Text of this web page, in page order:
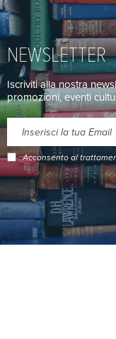
NEWSLETTER
Iscriviti alla nostra
promozioni, eventi
Acconsento al